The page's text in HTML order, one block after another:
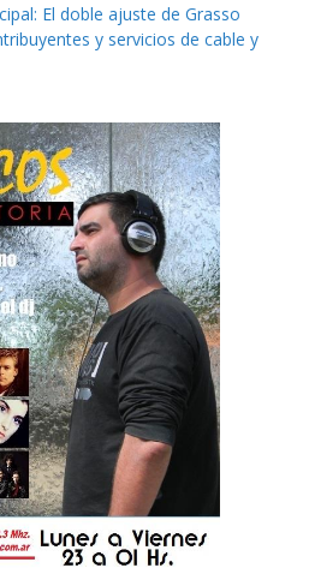
El doble ajuste de Grasso
y servicios de cable y